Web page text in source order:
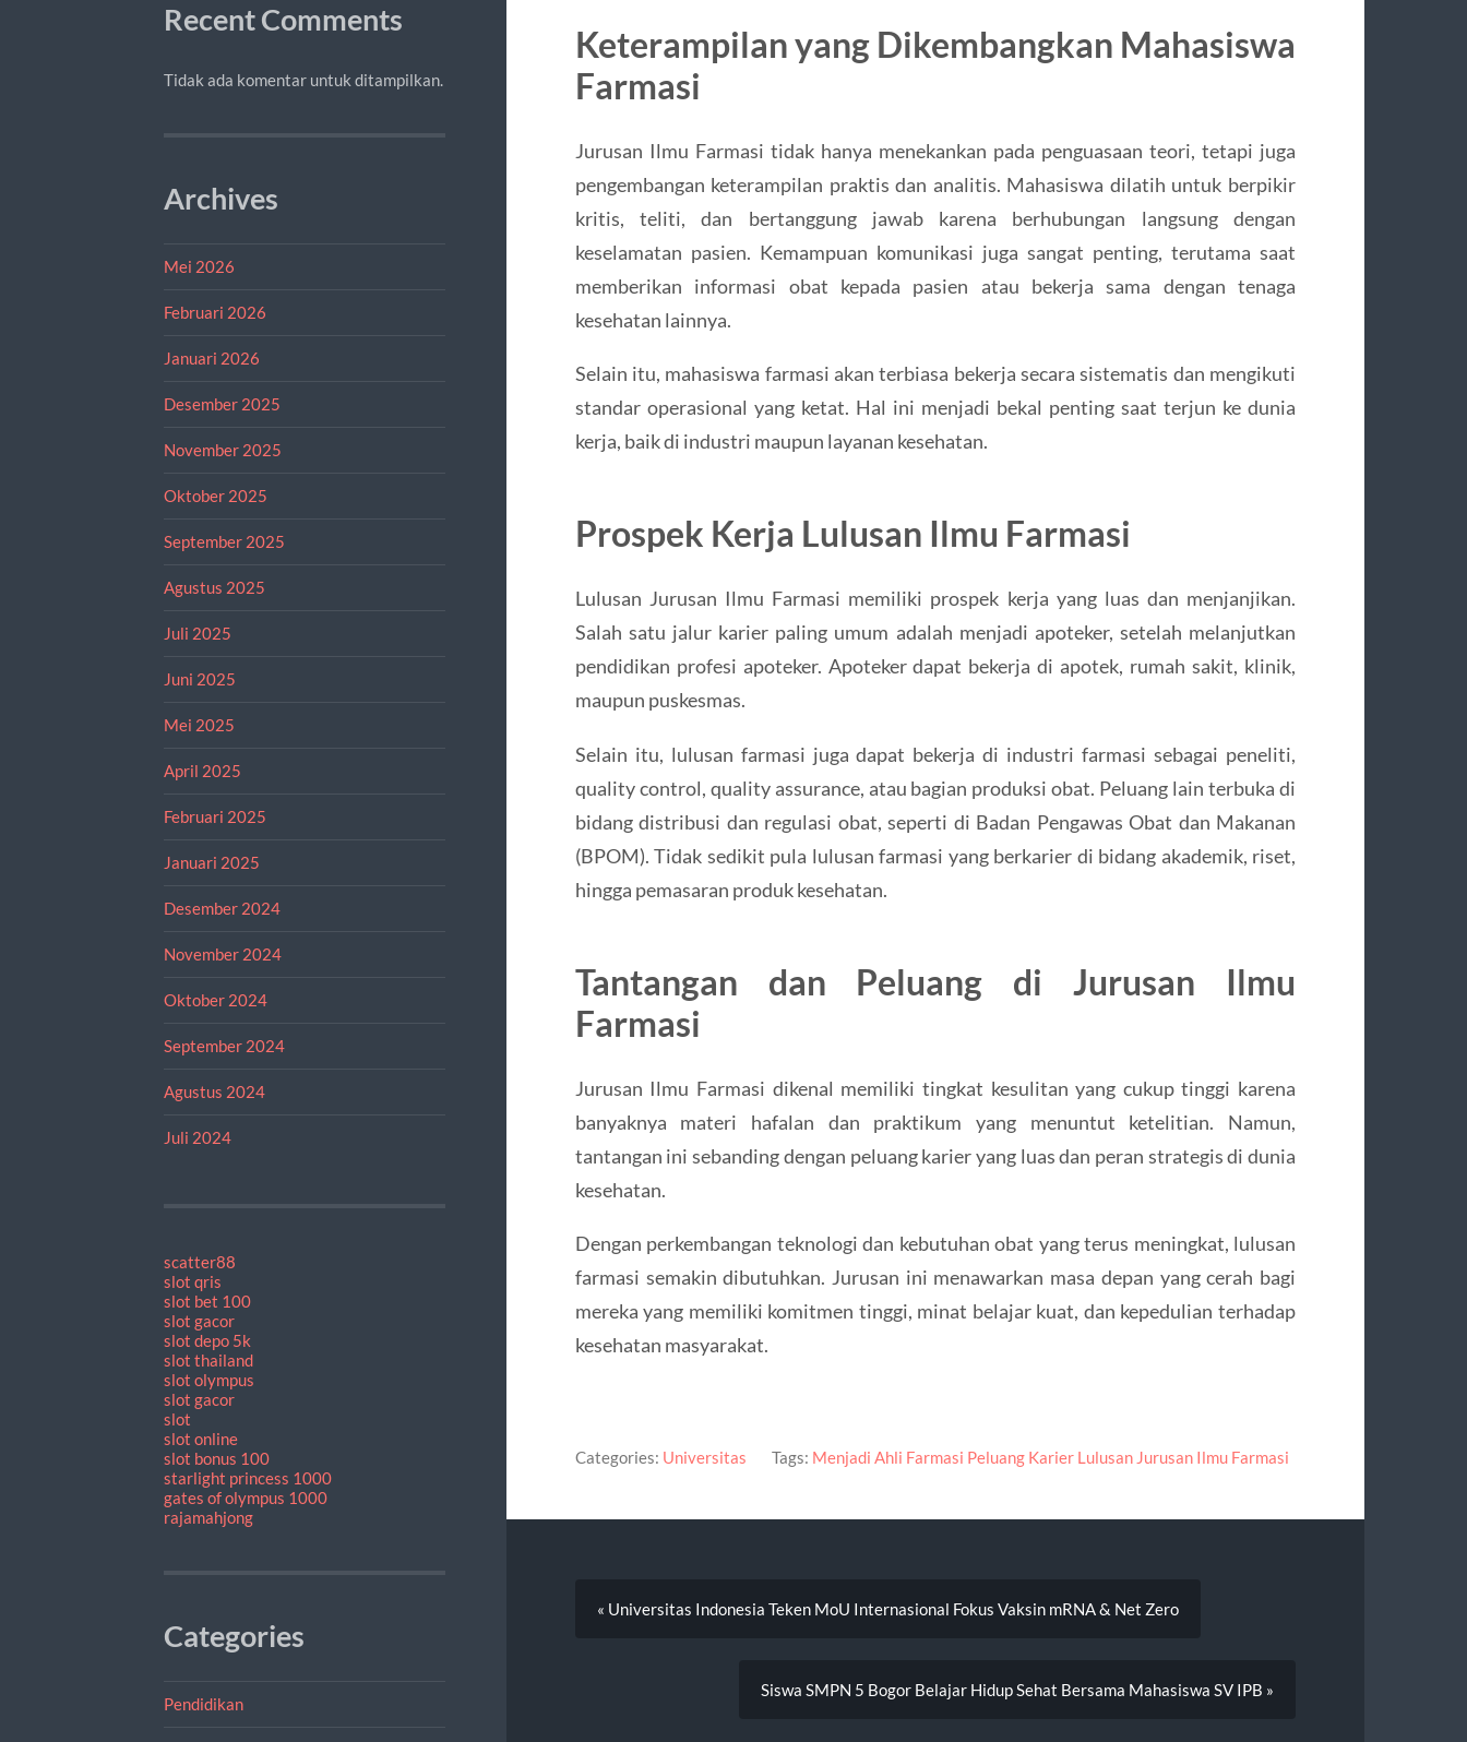
Recent Comments
Tidak ada komentar untuk ditampilkan.
Archives
Mei 2026
Februari 2026
Januari 2026
Desember 2025
November 2025
Oktober 2025
September 2025
Agustus 2025
Juli 2025
Juni 2025
Mei 2025
April 2025
Februari 2025
Januari 2025
Desember 2024
November 2024
Oktober 2024
September 2024
Agustus 2024
Juli 2024
scatter88
slot qris
slot bet 100
slot gacor
slot depo 5k
slot thailand
slot olympus
slot gacor
slot
slot online
slot bonus 100
starlight princess 1000
gates of olympus 1000
rajamahjong
Categories
Pendidikan
Keterampilan yang Dikembangkan Mahasiswa
Farmasi
Jurusan Ilmu Farmasi tidak hanya menekankan pada penguasaan teori, tetapi juga
pengembangan keterampilan praktis dan analitis. Mahasiswa dilatih untuk berpikir
kritis, teliti, dan bertanggung jawab karena berhubungan langsung dengan
keselamatan pasien. Kemampuan komunikasi juga sangat penting, terutama saat
memberikan informasi obat kepada pasien atau bekerja sama dengan tenaga
kesehatan lainnya.
Selain itu, mahasiswa farmasi akan terbiasa bekerja secara sistematis dan mengikuti
standar operasional yang ketat. Hal ini menjadi bekal penting saat terjun ke dunia
kerja, baik di industri maupun layanan kesehatan.
Prospek Kerja Lulusan Ilmu Farmasi
Lulusan Jurusan Ilmu Farmasi memiliki prospek kerja yang luas dan menjanjikan.
Salah satu jalur karier paling umum adalah menjadi apoteker, setelah melanjutkan
pendidikan profesi apoteker. Apoteker dapat bekerja di apotek, rumah sakit, klinik,
maupun puskesmas.
Selain itu, lulusan farmasi juga dapat bekerja di industri farmasi sebagai peneliti,
quality control, quality assurance, atau bagian produksi obat. Peluang lain terbuka di
bidang distribusi dan regulasi obat, seperti di Badan Pengawas Obat dan Makanan
(BPOM). Tidak sedikit pula lulusan farmasi yang berkarier di bidang akademik, riset,
hingga pemasaran produk kesehatan.
Tantangan dan Peluang di Jurusan Ilmu
Farmasi
Jurusan Ilmu Farmasi dikenal memiliki tingkat kesulitan yang cukup tinggi karena
banyaknya materi hafalan dan praktikum yang menuntut ketelitian. Namun,
tantangan ini sebanding dengan peluang karier yang luas dan peran strategis di dunia
kesehatan.
Dengan perkembangan teknologi dan kebutuhan obat yang terus meningkat, lulusan
farmasi semakin dibutuhkan. Jurusan ini menawarkan masa depan yang cerah bagi
mereka yang memiliki komitmen tinggi, minat belajar kuat, dan kepedulian terhadap
kesehatan masyarakat.
Categories: Universitas Tags: Menjadi Ahli Farmasi Peluang Karier Lulusan Jurusan Ilmu Farmasi
« Universitas Indonesia Teken MoU Internasional Fokus Vaksin mRNA & Net Zero
Siswa SMPN 5 Bogor Belajar Hidup Sehat Bersama Mahasiswa SV IPB »